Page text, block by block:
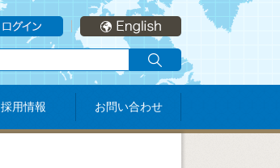
採用情報 お問い合わせ